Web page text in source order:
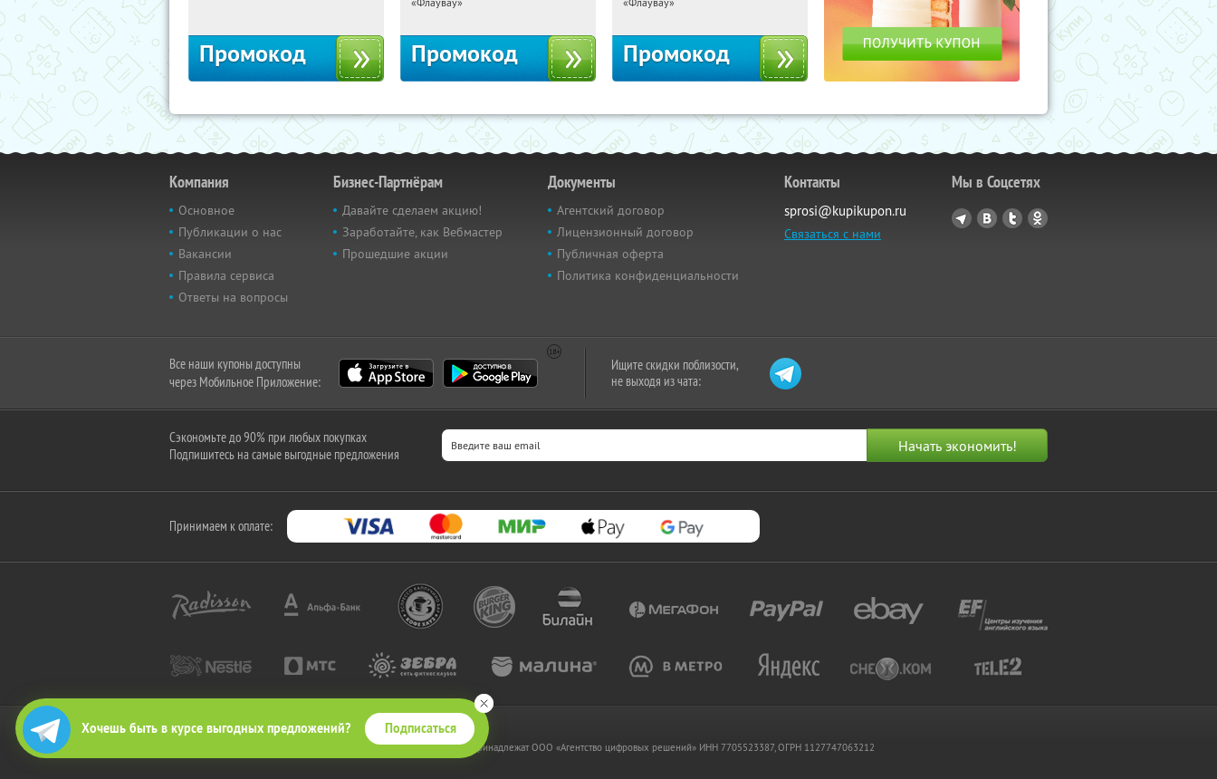
Хочешь быть в курсе выгодных предложений? Подписаться
Промокод Промокод Промокод
Компания
Основное
Публикации о нас
Вакансии
Правила сервиса
Ответы на вопросы
Бизнес-Партнёрам
Давайте сделаем акцию!
Заработайте, как Вебмастер
Прошедшие акции
Документы
Агентский договор
Лицензионный договор
Публичная оферта
Политика конфиденциальности
Контакты
sprosi@kupikupon.ru
Связаться с нами
Мы в Соцсетях
Все наши купоны доступны
через Мобильное Приложение:
Ищите скидки поблизости,
не выходя из чата:
Сэкономьте до 90% при любых покупках
Подпишитесь на самые выгодные предложения
Принимаем к оплате:
2010-2026 © КупиКупон. Все права защищены.
Все права на товарный знак "КупиКупон" и на сайт www.kupikupon.ru принадлежат OOO «Агентство цифровых решений» ИНН 7705523387, ОГРН 1127747063212